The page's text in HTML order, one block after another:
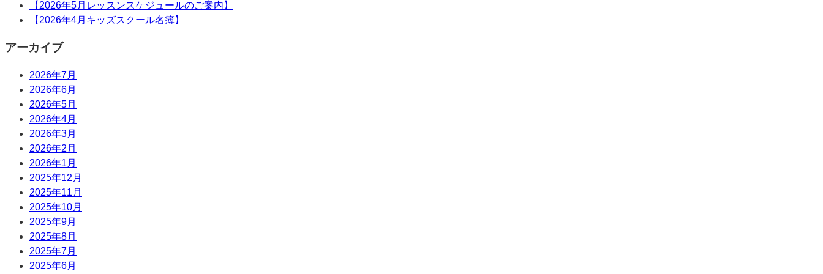
【2026年5月レッスンスケジュールのご案内】
【2026年4月キッズスクール名簿】
アーカイブ
2026年7月
2026年6月
2026年5月
2026年4月
2026年3月
2026年2月
2026年1月
2025年12月
2025年11月
2025年10月
2025年9月
2025年8月
2025年7月
2025年6月